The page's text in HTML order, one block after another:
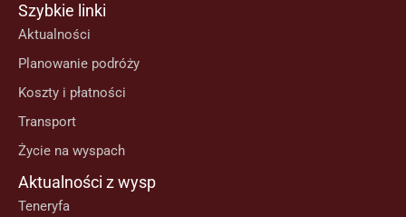
Szybkie linki
Aktualności
Planowanie podróży
Koszty i płatności
Transport
Życie na wyspach
Aktualności z wysp
Teneryfa